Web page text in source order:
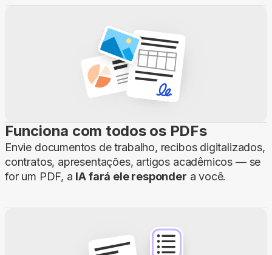
Funciona com todos os PDFs
Envie documentos de trabalho, recibos digitalizados,
contratos, apresentações, artigos acadêmicos — se
for um PDF, a IA fará ele responder a você.